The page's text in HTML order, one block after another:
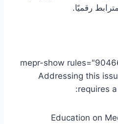
رقميًا.
[mepr-show
unauth="message"] Addressing this
requires
Education on